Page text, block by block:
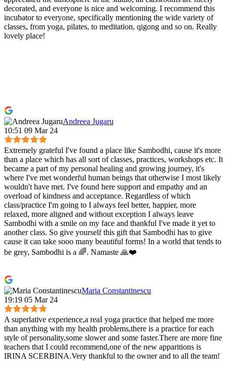
decorated, and everyone is nice and welcoming. I recommend this
incubator to everyone, specifically mentioning the wide variety of
classes, from yoga, pilates, to meditation, qigong and so on. Really
lovely place!
Andreea Jugaru
10:51 09 Mar 24
Extremely grateful I've found a place like Sambodhi, cause it's more
than a place which has all sort of classes, practices, workshops etc. It
became a part of my personal healing and growing journey, it's
where I've met wonderful human beings that otherwise I most likely
wouldn't have met. I've found here support and empathy and an
overload of kindness and acceptance. Regardless of which
class/practice I'm going to I always feel better, happier, more
relaxed, more aligned and without exception I always leave
Sambodhi with a smile on my face and thankful I've made it yet to
another class. So give yourself this gift that Sambodhi has to give
cause it can take sooo many beautiful forms! In a world that tends to
be grey, Sambodhi is a 🌈. Namaste 🙏❤️
Maria Constantinescu
19:19 05 Mar 24
A superlative experience,a reaI yoga practice that helped me more
than anything with my health problems,there is a practice for each
style of personality,some slower and some faster.There are more fine
teachers that I could recommend,one of the new apparitions is
IRINA SCERBINA.Very thankful to the owner and to all the team!